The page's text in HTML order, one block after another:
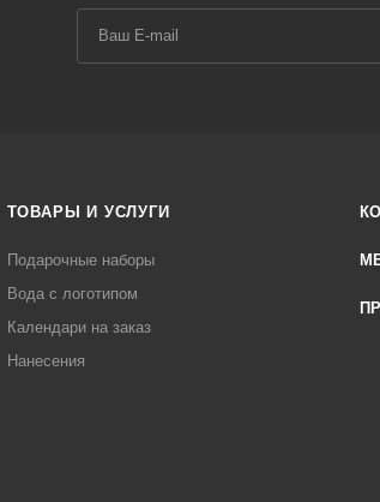
ТОВАРЫ И УСЛУГИ
Подарочные наборы
Вода с логотипом
Календари на заказ
Нанесения